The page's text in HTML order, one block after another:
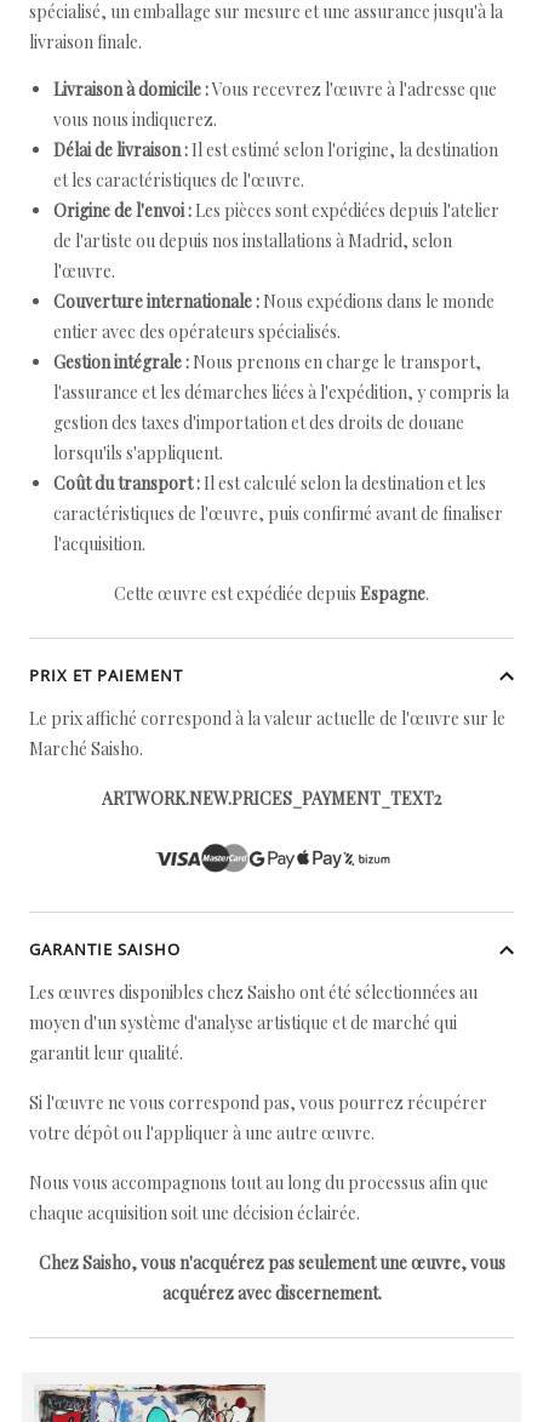
spécialisé, un emballage sur mesure et une assurance jusqu'à la
livraison finale.
Livraison à domicile :Vous recevrez l'œuvre à l'adresse que
vous nous indiquerez.
Délai de livraison : Il est estimé selon l'origine, la destination
et les caractéristiques de l'œuvre.
Origine de l'envoi : Les pièces sont expédiées depuis l'atelier
de l'artiste ou depuis nos installations à Madrid, selon
l'œuvre.
Couverture internationale : Nous expédions dans le monde
entier avec des opérateurs spécialisés.
Gestion intégrale : Nous prenons en charge le transport,
l'assurance et les démarches liées à l'expédition, y compris la
gestion des taxes d'importation et des droits de douane
lorsqu'ils s'appliquent.
Coût du transport : Il est calculé selon la destination et les
caractéristiques de l'œuvre, puis confirmé avant de finaliser
l'acquisition.
Cette œuvre est expédiée depuis Espagne.
PRIX ET PAIEMENT
Le prix affiché correspond à la valeur actuelle de l'œuvre sur le
Marché Saisho.
ARTWORK.NEW.PRICES_PAYMENT_TEXT2
GARANTIE SAISHO
Les œuvres disponibles chez Saisho ont été sélectionnées au
moyen d'un système d'analyse artistique et de marché qui
garantit leur qualité.
Si l'œuvre ne vous correspond pas, vous pourrez récupérer
votre dépôt ou l'appliquer à une autre œuvre.
Nous vous accompagnons tout au long du processus afin que
chaque acquisition soit une décision éclairée.
Chez Saisho, vous n'acquérez pas seulement une œuvre, vous
acquérez avec discernement.